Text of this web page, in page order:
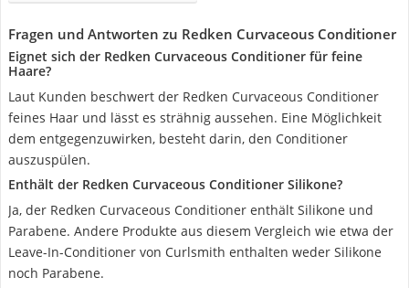
Fragen und Antworten zu Redken Curvaceous Conditioner
Eignet sich der Redken Curvaceous Conditioner für feine
Haare?
Laut Kunden beschwert der Redken Curvaceous Conditioner
feines Haar und lässt es strähnig aussehen. Eine Möglichkeit
dem entgegenzuwirken, besteht darin, den Conditioner
auszuspülen.
Enthält der Redken Curvaceous Conditioner Silikone?
Ja, der Redken Curvaceous Conditioner enthält Silikone und
Parabene. Andere Produkte aus diesem Vergleich wie etwa der
Leave-In-Conditioner von Curlsmith enthalten weder Silikone
noch Parabene.